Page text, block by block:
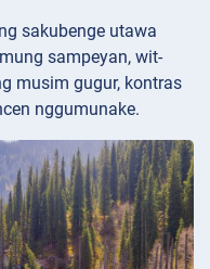
sakubenge utawa
sampeyan, wit-
musim gugur, kontras
nggumunake.